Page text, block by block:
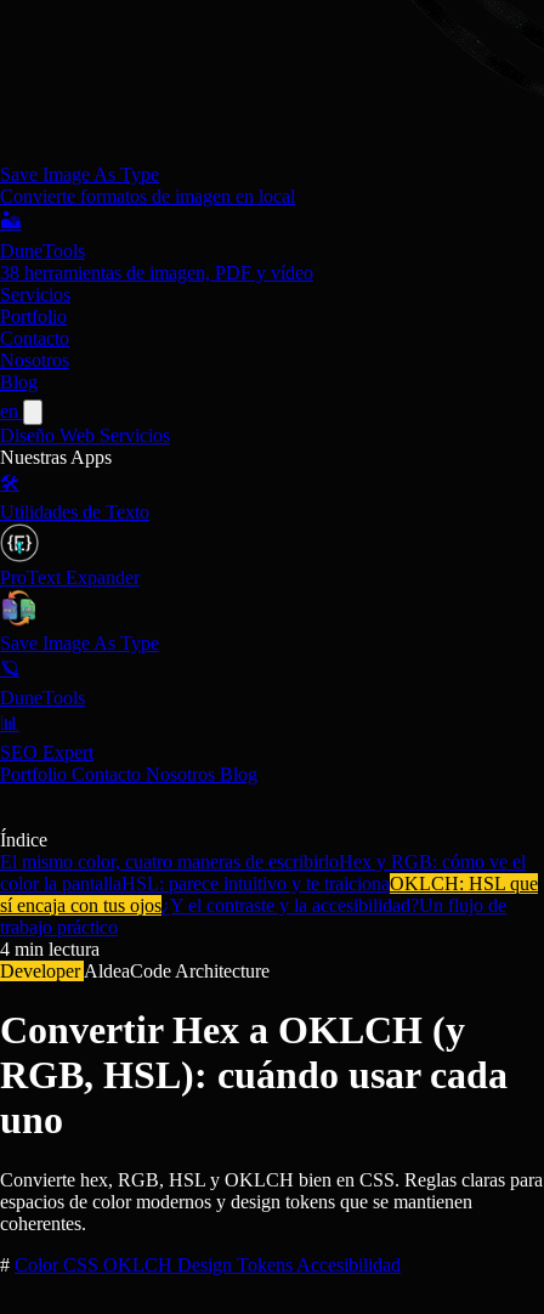
Save Image As Type
Convierte formatos de imagen en local
🏜️
DuneTools
38 herramientas de imagen, PDF y vídeo
Servicios
Portfolio
Contacto
Nosotros
Blog
en
Diseño Web Servicios
Nuestras Apps
🛠️
Utilidades de Texto
ProText Expander
Save Image As Type
🪐
DuneTools
📊
SEO Expert
Portfolio Contacto Nosotros Blog
Índice
El mismo color, cuatro maneras de escribirloHex y RGB: cómo ve el
color la pantallaHSL: parece intuitivo y te traicionaOKLCH: HSL que
sí encaja con tus ojos¿Y el contraste y la accesibilidad?Un flujo de
trabajo práctico
4 min lectura
DeveloperAldeaCode Architecture
Convertir Hex a OKLCH (y
RGB, HSL): cuándo usar cada
uno
Convierte hex, RGB, HSL y OKLCH bien en CSS. Reglas claras para
espacios de color modernos y design tokens que se mantienen
coherentes.
# ColorCSS OKLCH Design Tokens Accesibilidad